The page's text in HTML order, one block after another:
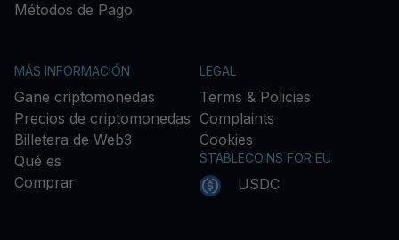
Métodos de Pago
MÁS INFORMACIÓN
Gane criptomonedas
Precios de criptomonedas
Billetera de Web3
Qué es
Comprar
LEGAL
Terms & Policies
Complaints
Cookies
STABLECOINS FOR EU
USDC